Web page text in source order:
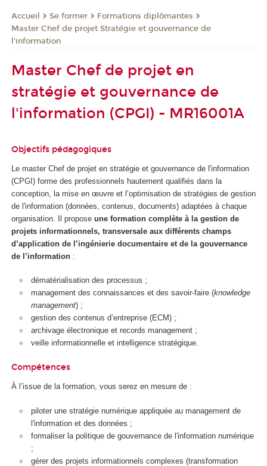
Accueil Se former
Formations diplômantes
Master Chef de projet Stratégie et gouvernance de
l'information
Master Chef de projet en
stratégie et gouvernance de
l'information (CPGI) - MR16001A
Objectifs pédagogiques
Le master Chef de projet en stratégie et gouvernance de l'information
(CPGI) forme des professionnels hautement qualifiés dans la
conception, la mise en œuvre et l’optimisation de stratégies de gestion
de l'information (données, contenus, documents) adaptées à chaque
organisation. Il propose une formation complète à la gestion de
projets informationnels, transversale aux différents champs
d’application de l’ingénierie documentaire et de la gouvernance
de l’information :
dématérialisation des processus ;
management des connaissances et des savoir-faire (knowledge
management) ;
gestion des contenus d’entreprise (ECM) ;
archivage électronique et records management ;
veille informationnelle et intelligence stratégique.
Compétences
À l’issue de la formation, vous serez en mesure de :
piloter une stratégie numérique appliquée au management de
l'information et des données ;
formaliser la politique de gouvernance de l'information numérique
;
gérer des projets informationnels complexes (transformation